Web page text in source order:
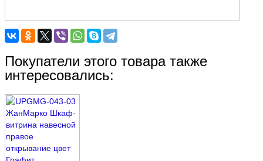
Покупатели этого товара также
интересовались: